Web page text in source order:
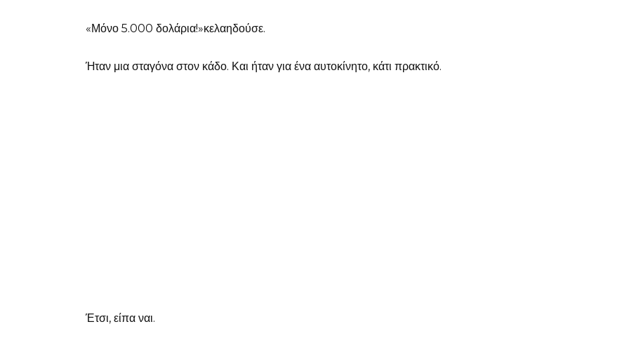
«Μόνο 5.000 δολάρια!»κελαηδούσε.
Ήταν μια σταγόνα στον κάδο. Και ήταν για ένα αυτοκίνητο, κάτι πρακτικό.
Έτσι, είπα ναι.